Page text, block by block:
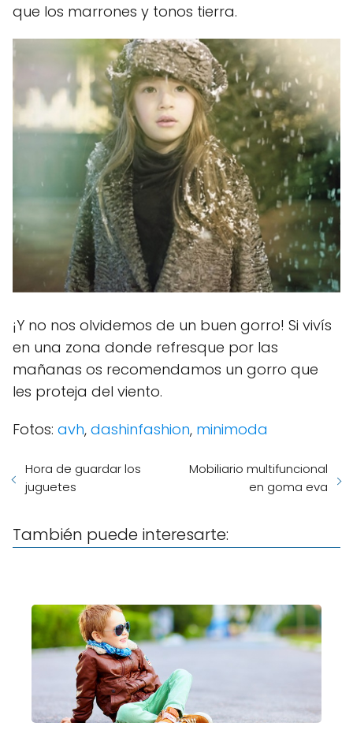
que los marrones y tonos tierra.
¡Y no nos olvidemos de un buen gorro! Si vivís
en una zona donde refresque por las
mañanas os recomendamos un gorro que
les proteja del viento.
Fotos: avh, dashinfashion, minimoda
Hora de guardar los
juguetes
Mobiliario multifuncional
en goma eva
También puede interesarte: